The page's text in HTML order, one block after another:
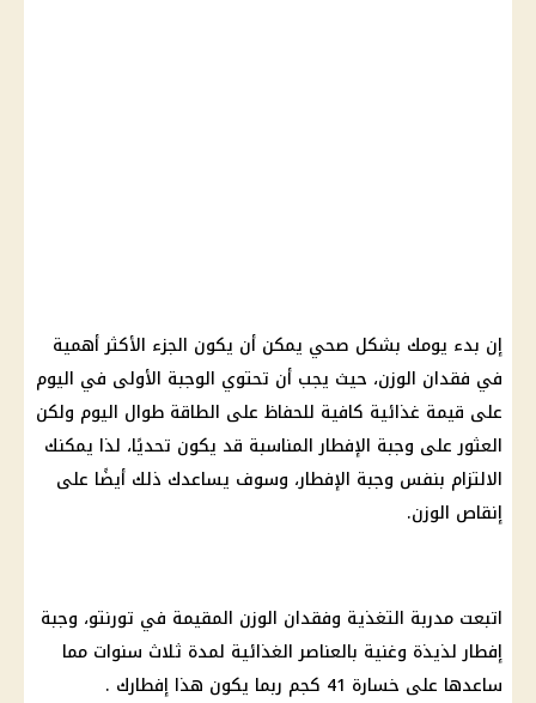
إن بدء يومك بشكل صحي يمكن أن يكون الجزء الأكثر أهمية
في فقدان الوزن، حيث يجب أن تحتوي الوجبة الأولى في اليوم
على قيمة غذائية كافية للحفاظ على الطاقة طوال اليوم ولكن
العثور على وجبة الإفطار المناسبة قد يكون تحديًا، لذا يمكنك
الالتزام بنفس وجبة الإفطار، وسوف يساعدك ذلك أيضًا على
إنقاص الوزن.
اتبعت مدربة التغذية وفقدان الوزن المقيمة في تورنتو، وجبة
إفطار لذيذة وغنية بالعناصر الغذائية لمدة ثلاث سنوات مما
ساعدها على خسارة 41 كجم ربما يكون هذا إفطارك .